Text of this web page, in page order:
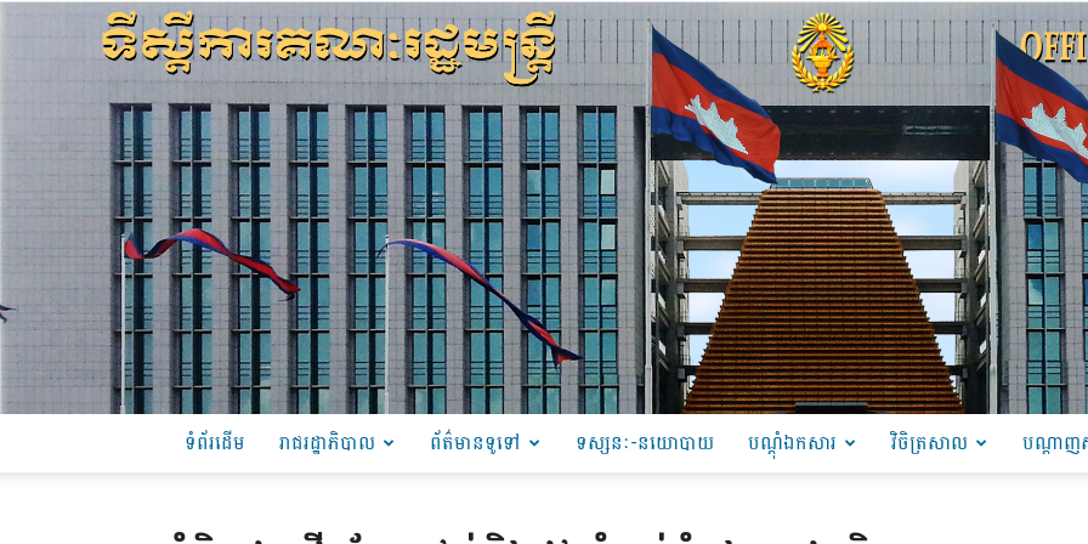
ទំព័រដើម រាជរដ្ឋាភិបាល ព័ត៌មានទូទៅ ទស្សនៈ-នយោបាយ បណ្ដុំឯកសារ វិចិត្រសាល បណ្តាញ